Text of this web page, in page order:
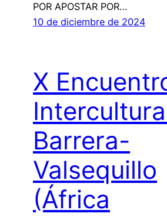
POR APOSTAR POR…
10 de diciembre de 2024
X
Barrera-
Valsequillo
(África